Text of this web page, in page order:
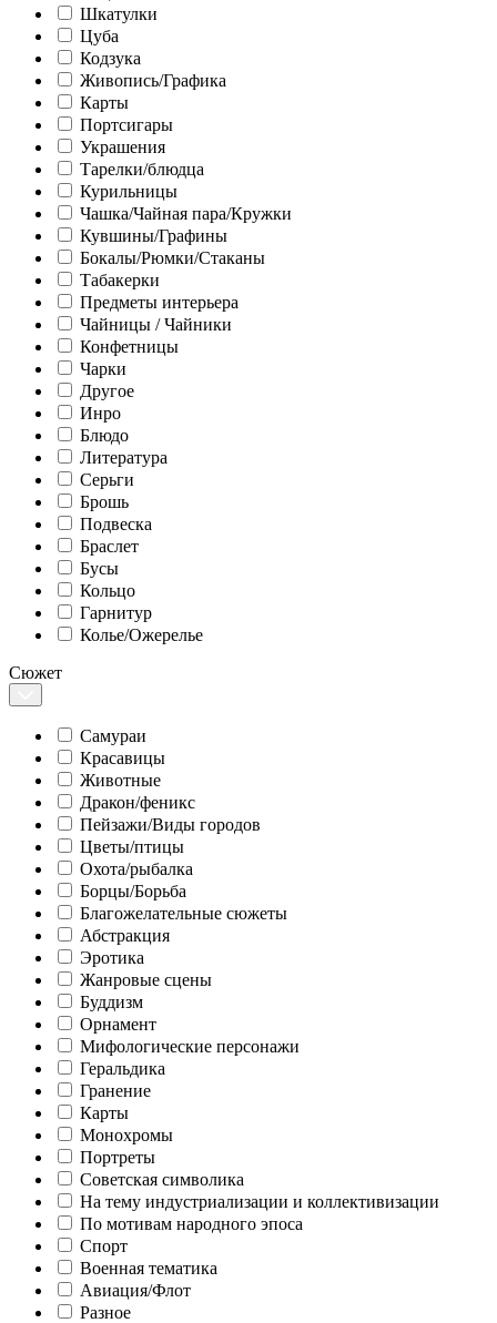
Шкатулки
Цуба
Кодзука
Живопись/Графика
Карты
Портсигары
Украшения
Тарелки/блюдца
Курильницы
Чашка/Чайная пара/Кружки
Кувшины/Графины
Бокалы/Рюмки/Стаканы
Табакерки
Предметы интерьера
Чайницы / Чайники
Конфетницы
Чарки
Другое
Инро
Блюдо
Литература
Серьги
Брошь
Подвеска
Браслет
Бусы
Кольцо
Гарнитур
Колье/Ожерелье
Сюжет
Самураи
Красавицы
Животные
Дракон/феникс
Пейзажи/Виды городов
Цветы/птицы
Охота/рыбалка
Борцы/Борьба
Благожелательные сюжеты
Абстракция
Эротика
Жанровые сцены
Буддизм
Орнамент
Мифологические персонажи
Геральдика
Гранение
Карты
Монохромы
Портреты
Советская символика
На тему индустриализации и коллективизации
По мотивам народного эпоса
Спорт
Военная тематика
Авиация/Флот
Разное